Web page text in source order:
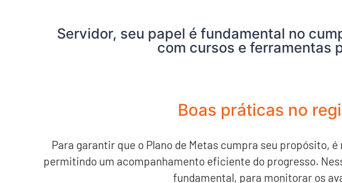
Servidor, seu papel é fundamental no
com cursos e ferramentas
Boas práticas no
Para garantir que o Plano de Metas cumpra seu propósito,
permitindo um acompanhamento eficiente do progresso.
fundamental, para monitorar os